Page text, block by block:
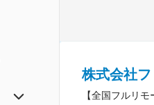
株式会社
【全国フルリ